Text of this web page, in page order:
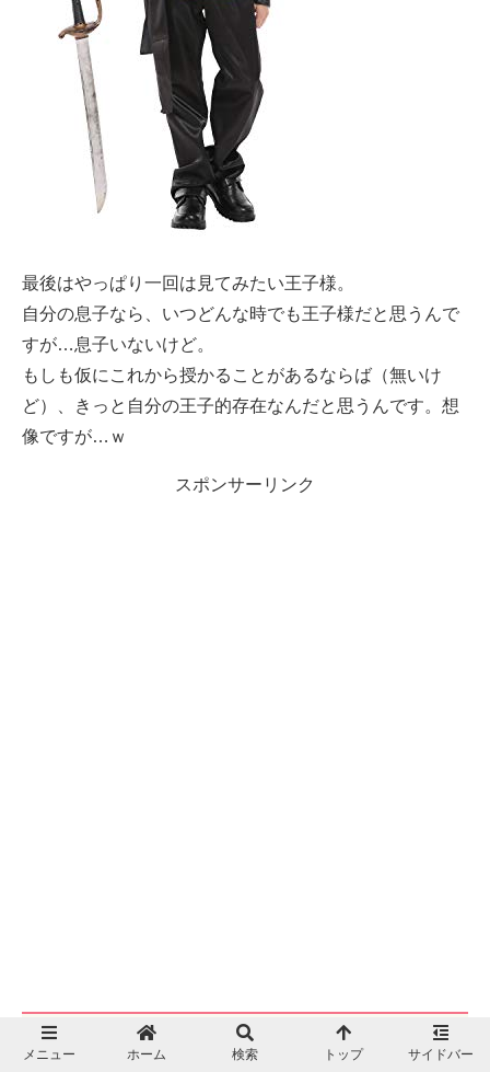
最後はやっぱり一回は見てみたい王子様。
自分の息子なら、いつどんな時でも王子様だと思うんで
すが…息子いないけど。
もしも仮にこれから授かることがあるならば（無いけ
ど）、きっと自分の王子的存在なんだと思うんです。想
像ですが…ｗ
スポンサーリンク
男の子のハロウィン仮装もやっぱりかわいい
メニュー ホーム 検索 トップ サイドバー